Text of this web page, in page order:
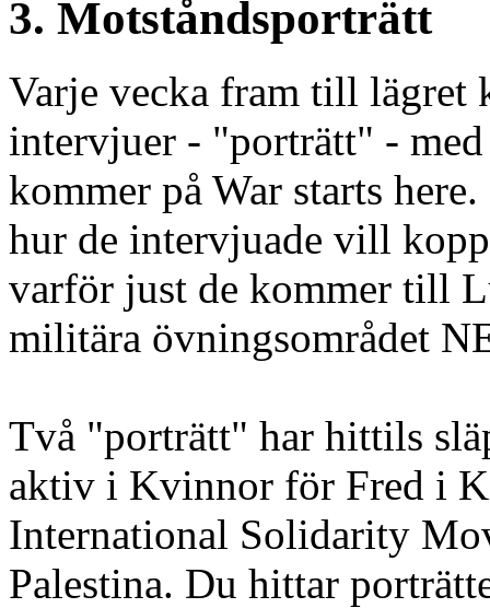
3. Motståndsporträtt
Varje vecka fram till lägret
intervjuer - "porträtt" -
kommer på War starts
hur de intervjuade vill
varför just de kommer till
militära övningsområdet
Två "porträtt" har hittils
aktiv i Kvinnor för Fred i
International Solidarity
Palestina. Du hittar